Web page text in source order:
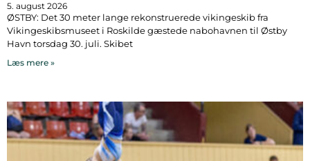
5. august 2026
ØSTBY: Det 30 meter lange rekonstruerede vikingeskib fra
Vikingeskibsmuseet i Roskilde gæstede nabohavnen til Østby
Havn torsdag 30. juli. Skibet
Læs mere »